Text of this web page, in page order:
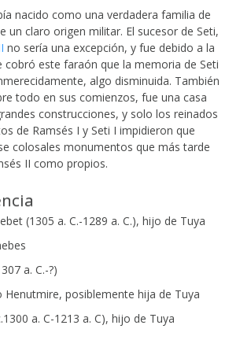
nacido como una verdadera familia de
un claro origen militar. El sucesor de Seti,
no sería una excepción, y fue debido a la
cobró este faraón que la memoria de Seti
algo disminuida. También
todo en sus comienzos, fue una casa
construcciones, y solo los reinados
de Ramsés I y Seti I impidieron que
colosales monumentos que más tarde
II como propios.
(1305 a. C.-1289 a. C.), hijo de Tuya
a. C.-?)
Henutmire, posiblemente hija de Tuya
a. C-1213 a. C), hijo de Tuya